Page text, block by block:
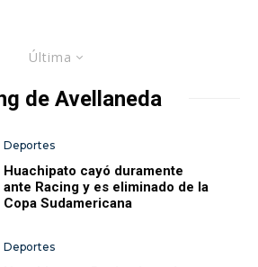
Última
de Avellaneda
Deportes
Huachipato cayó duramente
ante Racing y es eliminado de la
Copa Sudamericana
Deportes